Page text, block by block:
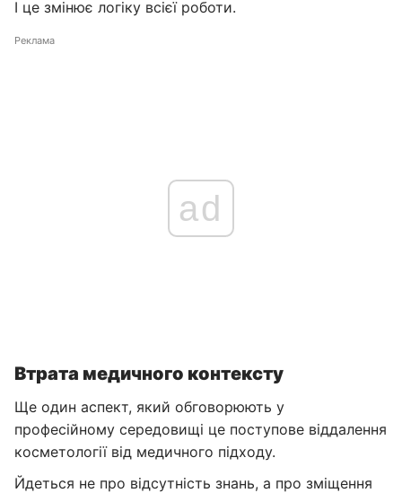
І це змінює логіку всієї роботи.
Реклама
ad
Втрата медичного контексту
Ще один аспект, який обговорюють у
професійному середовищі це поступове віддалення
косметології від медичного підходу.
Йдеться не про відсутність знань, а про зміщення